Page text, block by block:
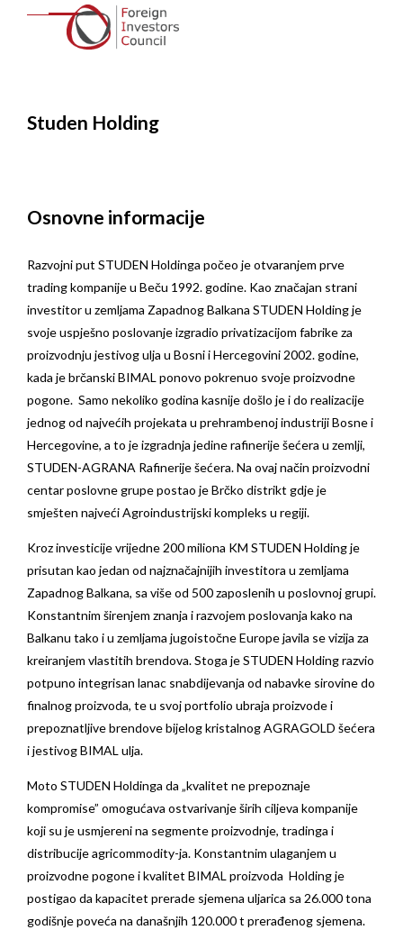
Studen Holding
Osnovne informacije
Razvojni put STUDEN Holdinga počeo je otvaranjem prve
trading kompanije u Beču 1992. godine. Kao značajan strani
investitor u zemljama Zapadnog Balkana STUDEN Holding je
svoje uspješno poslovanje izgradio privatizacijom fabrike za
proizvodnju jestivog ulja u Bosni i Hercegovini 2002. godine,
kada je brčanski BIMAL ponovo pokrenuo svoje proizvodne
pogone. Samo nekoliko godina kasnije došlo je i do realizacije
jednog od najvećih projekata u prehrambenoj industriji Bosne i
Hercegovine, a to je izgradnja jedine rafinerije šećera u zemlji,
STUDEN-AGRANA Rafinerije šećera. Na ovaj način proizvodni
centar poslovne grupe postao je Brčko distrikt gdje je
smješten najveći Agroindustrijski kompleks u regiji.
Kroz investicije vrijedne 200 miliona KM STUDEN Holding je
prisutan kao jedan od najznačajnijih investitora u zemljama
Zapadnog Balkana, sa više od 500 zaposlenih u poslovnoj grupi.
Konstantnim širenjem znanja i razvojem poslovanja kako na
Balkanu tako i u zemljama jugoistočne Europe javila se vizija za
kreiranjem vlastitih brendova. Stoga je STUDEN Holding razvio
potpuno integrisan lanac snabdijevanja od nabavke sirovine do
finalnog proizvoda, te u svoj portfolio ubraja proizvode i
prepoznatljive brendove bijelog kristalnog AGRAGOLD šećera
i jestivog BIMAL ulja.
Moto STUDEN Holdinga da „kvalitet ne prepoznaje
kompromise” omogućava ostvarivanje širih ciljeva kompanije
koji su je usmjereni na segmente proizvodnje, tradinga i
distribucije agricommodity-ja. Konstantnim ulaganjem u
proizvodne pogone i kvalitet BIMAL proizvoda Holding je
postigao da kapacitet prerade sjemena uljarica sa 26.000 tona
godišnje poveća na današnjih 120.000 t prerađenog sjemena.